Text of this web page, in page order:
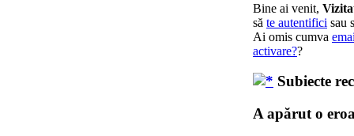
Bine ai venit,
să te autentifici sau
Ai omis cumva
activare??
Subiecte
A apărut o